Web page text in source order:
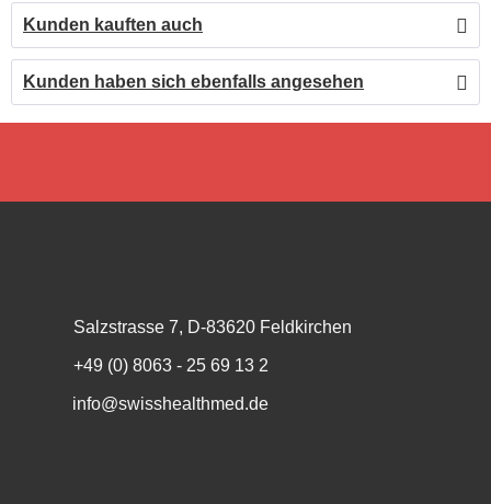
Kunden kauften auch
Kunden haben sich ebenfalls angesehen
Salzstrasse 7, D-83620 Feldkirchen
+49 (0) 8063 - 25 69 13 2
info@swisshealthmed.de